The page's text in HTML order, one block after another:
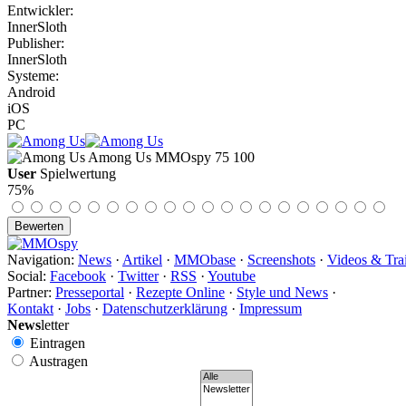
Entwickler:
InnerSloth
Publisher:
InnerSloth
Systeme:
Android
iOS
PC
Among Us MMOspy 75 100
User Spielwertung
75%
Navigation: News · Artikel · MMObase · Screenshots · Videos &
Social: Facebook · Twitter· RSS · Youtube
Partner: Presseportal · Rezepte Online · Style und News ·
Kontakt · Jobs · Datenschutzerklärung · Impressum
Newsletter
Eintragen
Austragen